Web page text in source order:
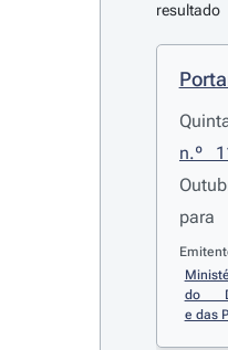
resultado
n.º
do
e das